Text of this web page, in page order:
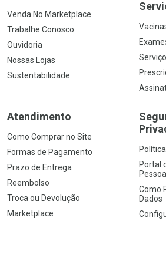
Venda No Marketplace
Trabalhe Conosco
Ouvidoria
Nossas Lojas
Sustentabilidade
Atendimento
Como Comprar no Site
Formas de Pagamento
Prazo de Entrega
Reembolso
Troca ou Devolução
Marketplace
Portal
Como
Dados